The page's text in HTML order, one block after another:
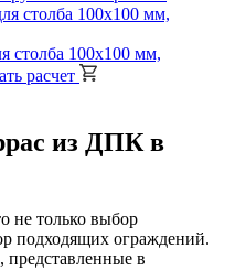
100х100 мм,
расчет
из ДПК в
не только выбор
подходящих ограждений.
в